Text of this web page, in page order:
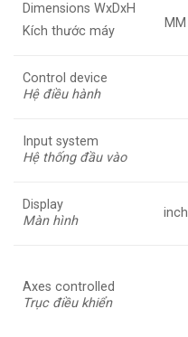
Dimensions WxDxH
Kích thước máy
MM
Control device
Hệ điều hành
Input system
Hệ thống đầu vào
Display
Màn hình
inch
Axes controlled
Trục điều khiển